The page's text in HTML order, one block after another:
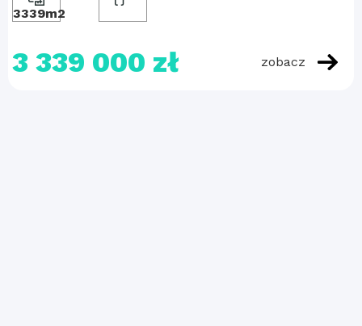
3339m2
3 339 000 zł zobacz